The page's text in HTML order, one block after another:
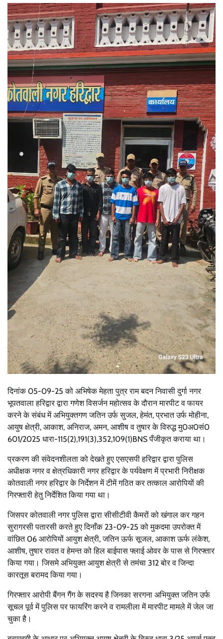
दिनांक 05-09-25 को अभिषेक मेहता पुत्र राम बदन निवासी दुर्गा नगर
भूपतवाला हरिद्वार द्वारा गणेश विसर्जन महोत्सव के दौरान मारपीट व फायर
करने के संबंध में अभियुक्तगण जतिन उर्फ सुजल, हेमंत, प्रभात उर्फ मोहीना,
आयुष क्षेत्री, आकाश, अनिराज, अमन, आशीष व तुषार के विरुद्ध मु0अ0सं0
601/2025 धारा-115(2),191(3),352,109(1)BNS पँजीकृत कराया था।
प्रकरण की संवेदनशीलता को देखते हुए एसएसपी हरिद्वार द्वारा पुलिस
अधीक्षक नगर व क्षेत्रधिकारी नगर हरिद्वार के पर्यवेक्षण में प्रभारी निरीक्षक
कोतवाली नगर हरिद्वार के निर्देशन में टीमें गठित कर तत्काल आरोपियों की
गिरफ्तारी हेतु निर्देशित किया गया था।
जिसपर कोतवाली नगर पुलिस द्वारा सीसीटीवी कैमरों को खंगाल कर गहन
सुरागरसी पतारसी करते हुए दिनाँक 23-09-25 को मुकदमा उपरोक्त में
वांछित 06 आरोपियों आयुश क्षेत्री, जतिन ऊर्फ सूजल, आकाश ऊर्फ लंकेश,
आशीष, तुषार रावत व हेमन्त को हिल बाईपास फ्लाई ओवर के पास से गिरफ्तार
किया गया। जिसमे अभियुक्त आयुश क्षेत्री से तमंचा 312 बोर व जिन्दा
कारतूस बरामद किया गया।
गिरफ्तार आरोपी बैंगन गैंग के सदस्य है जिनका सरगना अभियुक्त जतिन उर्फ
सूचल पूर्व में पुलिस पर फायरिंग करने व रामलीला में मारपीट मामले में जेल जा
चुका है।